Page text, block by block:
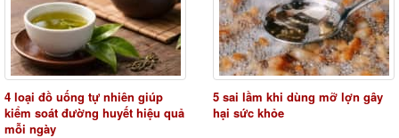
4 loại đồ uống tự nhiên giúp
kiểm soát đường huyết hiệu quả
mỗi ngày
5 sai lầm khi dùng mỡ lợn gây
hại sức khỏe